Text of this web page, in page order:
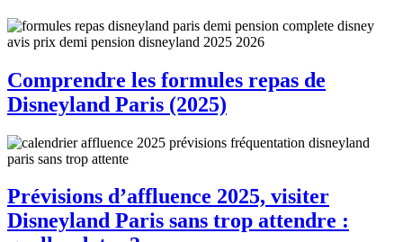
Comprendre les formules repas de
Disneyland Paris (2025)
Prévisions d’affluence 2025, visiter
Disneyland Paris sans trop attendre :